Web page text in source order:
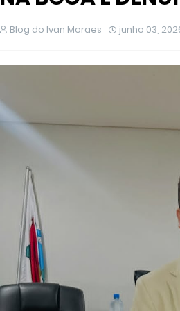
Blog do Ivan Moraes junho 03,